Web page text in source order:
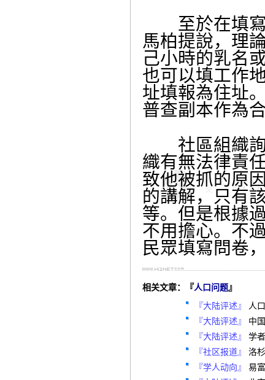
至於在填寫
馬柏提說，理
己小時的乳名
也可以填工作
址填報為住址
普查副本作為
社區組織詢
織有無法律責
致他被抓的原
的講解，只有
等。但是根據
不用擔心。不
民眾填寫問卷
相关文章：『人口问题』
『大陆评述』
人
『大陆评述』
中
『大陆评述』
学
『社区报道』
洛
『学人动向』
易